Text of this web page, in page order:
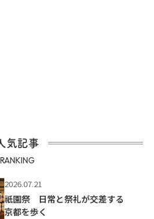
気記事
RANKING
2026.07.21
祇園祭 日常と祭礼が交差する
京都を歩く